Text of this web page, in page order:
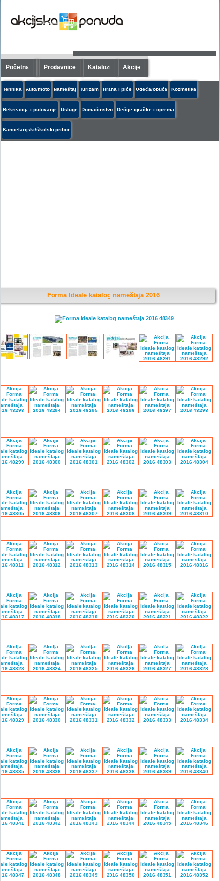
Početna Prodavnice Katalozi Akcije
Tehnika Auto/moto Nameštaj Turizam Hrana i piće Odeća/obuća Kozmetika
Rekreacija i putovanje Usluge Domaćinstvo Dečije igračke i oprema
Kancelarijski/školski pribor
Forma Ideale katalog nameštaja 2016